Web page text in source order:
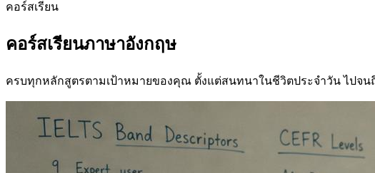
คอร์สเรียน
คอร์สเรียนภาษาอังกฤษ
ครบทุกหลักสูตรตามเป้าหมายของคุณ ตั้งแต่สนทนาในชีวิตประจำวัน ไปจน